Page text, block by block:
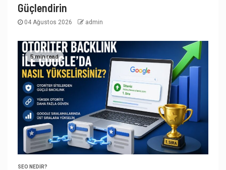
Güçlendirin
04 Ağustos 2026 admin
5 min read
SEO NEDIR?